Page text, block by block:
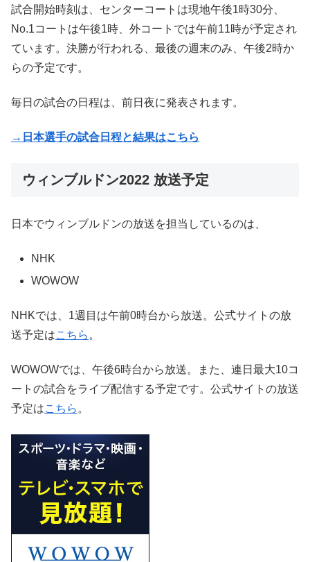
試合開始時刻は、センターコートは現地午後1時30分、
No.1コートは午後1時、外コートでは午前11時が予定され
ています。決勝が行われる、最後の週末のみ、午後2時か
らの予定です。
毎日の試合の日程は、前日夜に発表されます。
→日本選手の試合日程と結果はこちら
ウィンブルドン2022 放送予定
日本でウィンブルドンの放送を担当しているのは、
NHK
WOWOW
NHKでは、1週目は午前0時台から放送。公式サイトの放
送予定はこちら 。
WOWOWでは、午後6時台から放送。また、連日最大10コ
ートの試合をライブ配信する予定です。公式サイトの放送
予定はこちら 。